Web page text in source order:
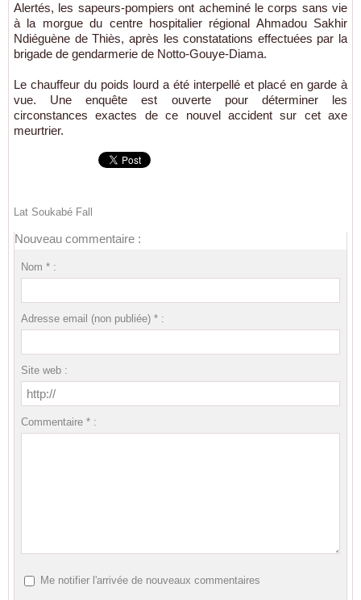
Alertés, les sapeurs-pompiers ont acheminé le corps sans vie
à la morgue du centre hospitalier régional Ahmadou Sakhir
Ndiéguène de Thiès, après les constatations effectuées par la
brigade de gendarmerie de Notto-Gouye-Diama.
Le chauffeur du poids lourd a été interpellé et placé en garde à
vue. Une enquête est ouverte pour déterminer les
circonstances exactes de ce nouvel accident sur cet axe
meurtrier.
Lat Soukabé Fall
Nouveau commentaire :
Nom * :
Adresse email (non publiée) * :
Site web :
Commentaire * :
Me notifier l'arrivée de nouveaux commentaires